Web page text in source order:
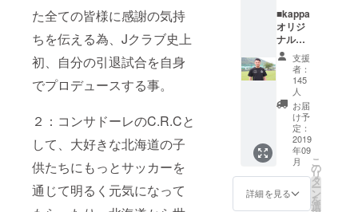
た全ての皆様に感謝の気持
ちを伝える為、Jクラブ史上
初、自分の引退試合を自身
でプロデュースする事。
２：コンサドーレのC.R.Cと
して、大好きな北海道の子
供たちにもっとサッカーを
通じて明るく元気になって
機能に
てご希
望の選
手をご
指定く
ださ
い。コ
メント
欄にご
希望選
手のお
名前が
未記入
の場合
ブ側で
選定 さ
■kappa
オリジ
ナル河
合竜二
引退試
合記念T
シャツ
この引
退試合
の記念
で作成
するオ
リジナ
ルTシャ
ツで
支援
者：
145
人
お届
け予
定：
2019
年09
月
詳細を見る
こ
の
リ
タ
ー
ン
を
選